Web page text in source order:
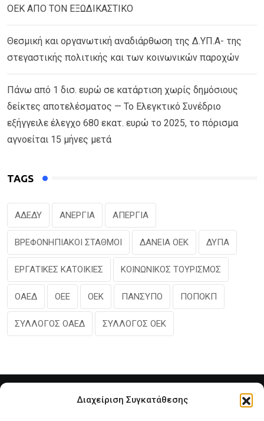
Διαχείριση Συγκατάθεσης
ΟΕΚ ΑΠΟ ΤΟΝ ΕΞΩΔΙΚΑΣΤΙΚΟ
Θεσμική και οργανωτική αναδιάρθωση της Δ.ΥΠ.Α- της
στεγαστικής πολιτικής και των κοινωνικών παροχών
Πάνω από 1 δισ. ευρώ σε κατάρτιση χωρίς δημόσιους
δείκτες αποτελέσματος — Το Ελεγκτικό Συνέδριο
εξήγγειλε έλεγχο 680 εκατ. ευρώ το 2025, το πόρισμα
αγνοείται 15 μήνες μετά
TAGS
ΑΔΕΔΥ ΑΝΕΡΓΙΑ ΑΠΕΡΓΙΑ
ΒΡΕΦΟΝΗΠΙΑΚΟΙ ΣΤΑΘΜΟΙ ΔΑΝΕΙΑ ΟΕΚ ΔΥΠΑ
ΕΡΓΑΤΙΚΕΣ ΚΑΤΟΙΚΙΕΣ ΚΟΙΝΩΝΙΚΟΣ ΤΟΥΡΙΣΜΟΣ
ΟΑΕΔ ΟΕΕ ΟΕΚ ΠΑΝΣΥΠΟ ΠΟΠΟΚΠ
ΣΥΛΛΟΓΟΣ ΟΑΕΔ ΣΥΛΛΟΓΟΣ ΟΕΚ